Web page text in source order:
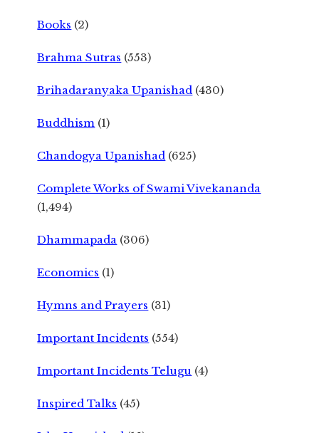
Books (2)
Brahma Sutras (553)
Brihadaranyaka Upanishad (430)
Buddhism (1)
Chandogya Upanishad (625)
Complete Works of Swami Vivekananda
(1,494)
Dhammapada (306)
Economics (1)
Hymns and Prayers (31)
Important Incidents (554)
Important Incidents Telugu (4)
Inspired Talks (45)